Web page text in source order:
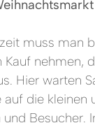
muss man
Kauf nehmen,
Hier warten
auf die kleinen
und Besucher.